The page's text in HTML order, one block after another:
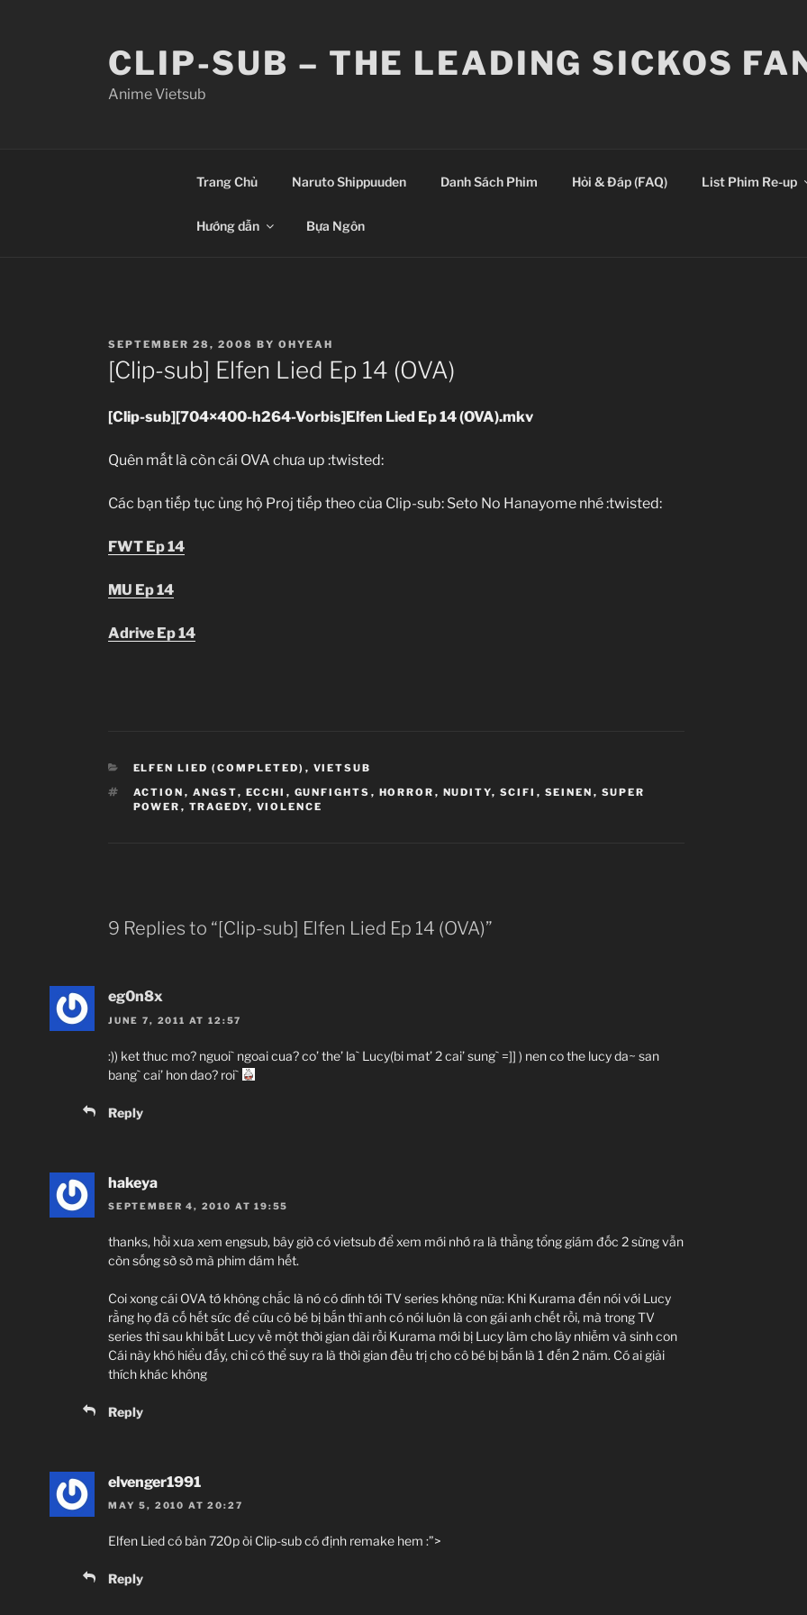
CLIP-SUB – THE LEADING SICKOS
Anime Vietsub
Trang Chủ Naruto Shippuuden Danh Sách Phim Hỏi & Đáp (FAQ) List Phim Re-up
Hướng dẫn Bựa Ngôn
POSTED
ON
SEPTEMBER 28, 2008 BY OHYEAH
[Clip-sub] Elfen Lied Ep 14 (OVA)
[Clip-sub][704×400-h264-Vorbis]Elfen Lied Ep 14 (OVA).mkv
Quên mất là còn cái OVA chưa up :twisted:
Các bạn tiếp tục ủng hộ Proj tiếp theo của Clip-sub: Seto No Hanayome nhé :twisted:
FWT Ep 14
MU Ep 14
Adrive Ep 14
CATEGORIES
ELFEN LIED (COMPLETED) , VIETSUB
TAGS
ACTION , ANGST, ECCHI , GUNFIGHTS , HORROR , NUDITY, SCIFI , SEINEN , SUPER
POWER , TRAGEDY, VIOLENCE
9 Replies to “[Clip-sub] Elfen Lied Ep 14 (OVA)”
eg0n8x
JUNE 7, 2011 AT 12:57
:)) ket thuc mo? nguoi` ngoai cua? co’ the’ la` Lucy(bi mat’ 2 cai’ sung` =]] ) nen co the lucy da~ san
bang` cai’ hon dao? roi`
Reply
hakeya
SEPTEMBER 4, 2010 AT 19:55
thanks, hồi xưa xem engsub, bây giờ có vietsub để xem mới nhớ ra là thằng tổng giám đốc 2 sừng vẫn
còn sống sờ sờ mà phim dám hết.
Coi xong cái OVA tớ không chắc là nó có dính tới TV series không nữa: Khi Kurama đến nói với Lucy
rằng họ đã cố hết sức để cứu cô bé bị bắn thì anh có nói luôn là con gái anh chết rồi, mà trong TV
series thì sau khi bắt Lucy về một thời gian dài rồi Kurama mới bị Lucy làm cho lây nhiễm và sinh con
Cái này khó hiểu đấy, chỉ có thể suy ra là thời gian đều trị cho cô bé bị bắn là 1 đến 2 năm. Có ai giải
thích khác không
Reply
elvenger1991
MAY 5, 2010 AT 20:27
Elfen Lied có bản 720p òi Clip-sub có định remake hem :”>
Reply